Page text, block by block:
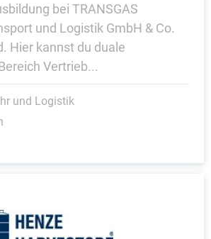
bei TRANSGAS
und Logistik GmbH & Co.
Hier kannst du duale
Vertrieb...
und Logistik